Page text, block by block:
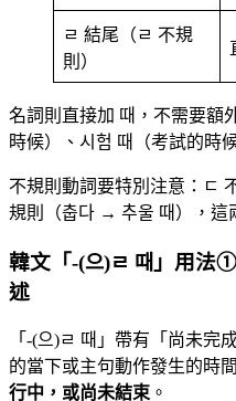
ㄹ 結尾（ㄹ 不規
則）
名詞則直接加 때，不需要額
時候）、시험 때（考試的時
不規則動詞要特別注意：ㄷ
規則（춥다 → 추울 때），這
韓文「-(으)ㄹ 때」用法
述
「-(으)ㄹ 때」帶有「尚未
的當下或主句動作發生的時
行中，或尚未結束 。